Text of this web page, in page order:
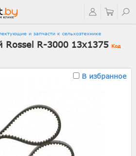
и запчасти к сельхозтехнике
Rossel R-3000 13x1375 Код
В избранное